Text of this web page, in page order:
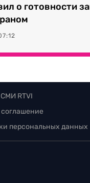
о готовности
RTVI
соглашение
персональных данных